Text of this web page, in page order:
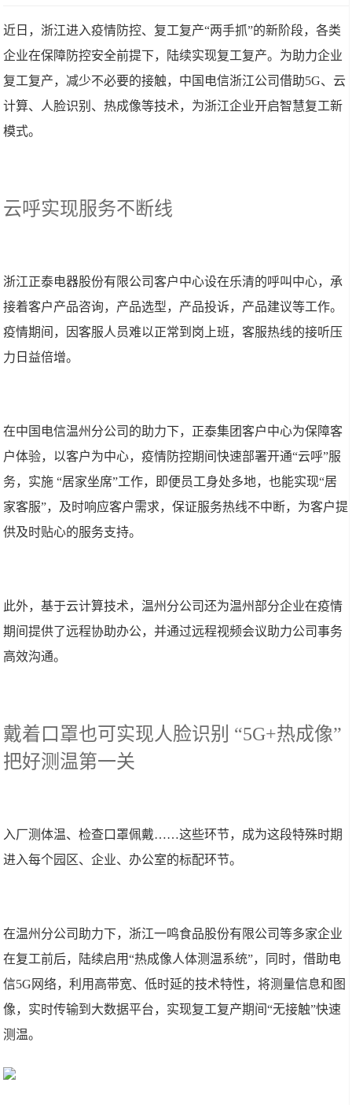
近日，浙江进入疫情防控、复工复产“两手抓”的新阶段，各类
企业在保障防控安全前提下，陆续实现复工复产。为助力企业
复工复产，减少不必要的接触，中国电信浙江公司借助5G、云
计算、人脸识别、热成像等技术，为浙江企业开启智慧复工新
模式。
云呼实现服务不断线
浙江正泰电器股份有限公司客户中心设在乐清的呼叫中心，承
接着客户产品咨询，产品选型，产品投诉，产品建议等工作。
疫情期间，因客服人员难以正常到岗上班，客服热线的接听压
力日益倍增。
在中国电信温州分公司的助力下，正泰集团客户中心为保障客
户体验，以客户为中心，疫情防控期间快速部署开通“云呼”服
务，实施 “居家坐席”工作，即便员工身处多地，也能实现“居
家客服”，及时响应客户需求，保证服务热线不中断，为客户提
供及时贴心的服务支持。
此外，基于云计算技术，温州分公司还为温州部分企业在疫情
期间提供了远程协助办公，并通过远程视频会议助力公司事务
高效沟通。
戴着口罩也可实现人脸识别 “5G+热成像”
把好测温第一关
入厂测体温、检查口罩佩戴……这些环节，成为这段特殊时期
进入每个园区、企业、办公室的标配环节。
在温州分公司助力下，浙江一鸣食品股份有限公司等多家企业
在复工前后，陆续启用“热成像人体测温系统”，同时，借助电
信5G网络，利用高带宽、低时延的技术特性，将测量信息和图
像，实时传输到大数据平台，实现复工复产期间“无接触”快速
测温。